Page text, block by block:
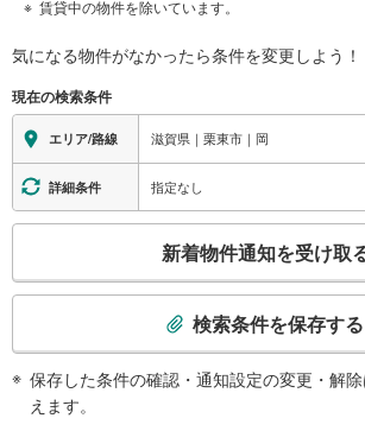
賃貸中の物件を除いています。
気になる物件がなかったら条件を変更しよう！
現在の検索条件
エリア/路線 滋賀県｜栗東市｜岡
詳細条件 指定なし
検
新着物件通知を受け取
検索条件を保存する
保存した条件の確認・通知設定の変更・解
えます。